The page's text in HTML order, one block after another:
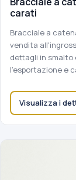
carati
Bracciale a
vendita
dettagli in
l'esportazione e
Visualizza i